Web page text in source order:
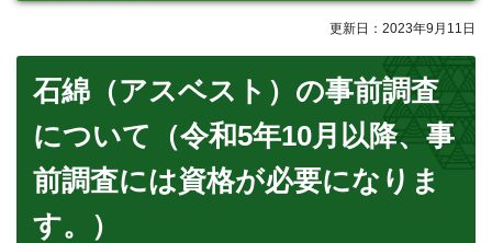
更新日：2023年9月11日
石綿（アスベスト）の事前調査
について（令和5年10月以降、事
前調査には資格が必要になりま
す。）